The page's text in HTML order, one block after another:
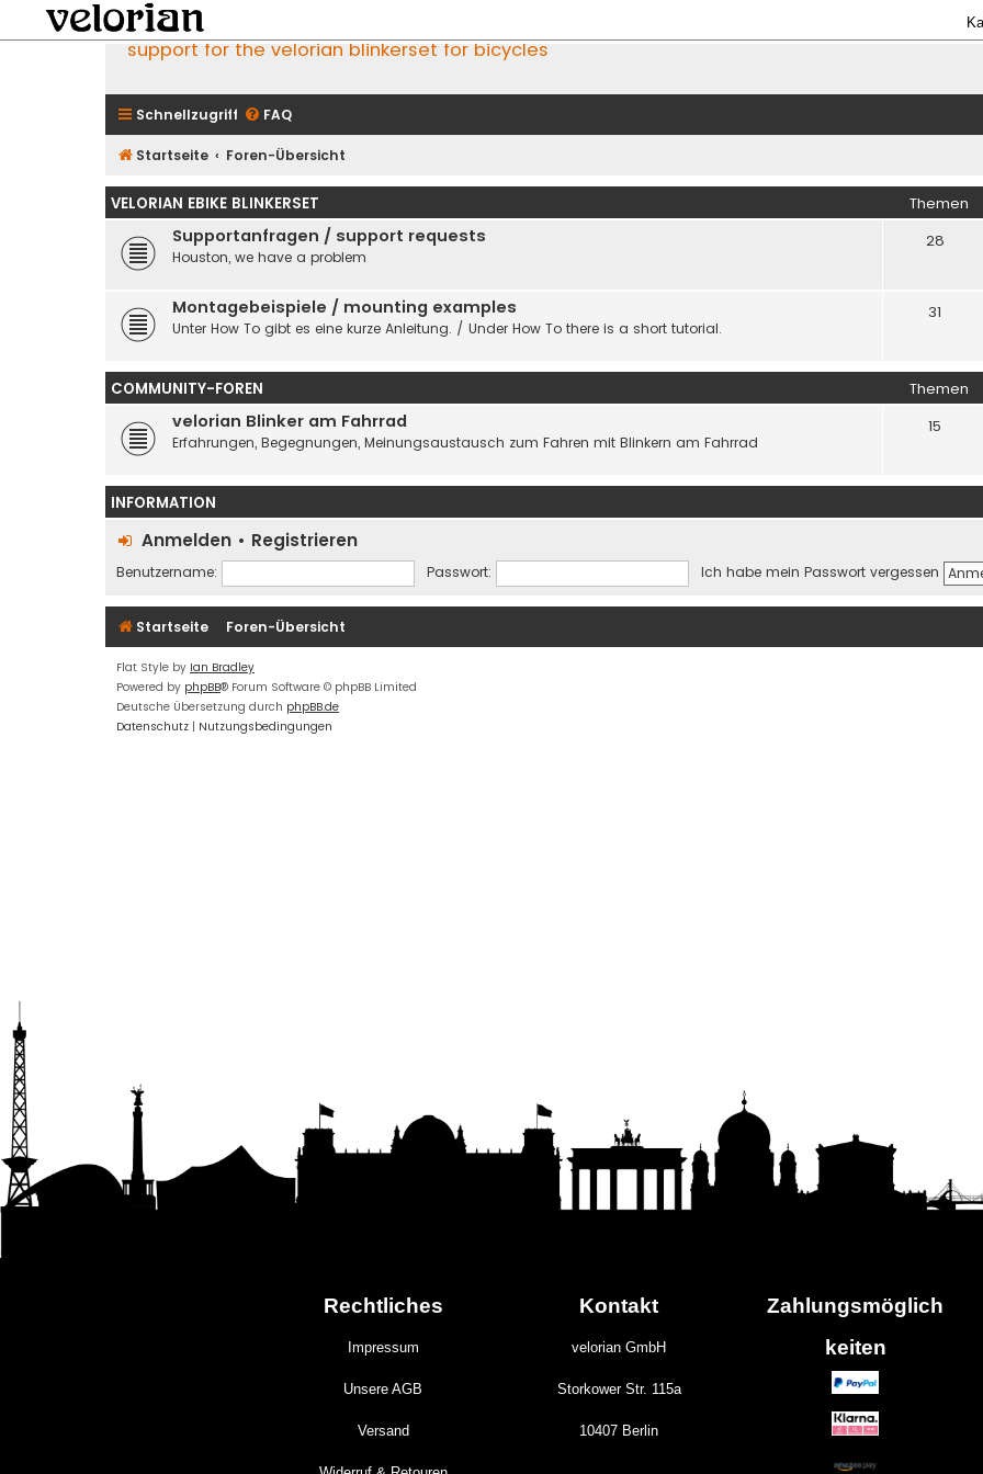
support for the velorian blinkerset for bicycles
Schnellzugriff FAQ
Startseite Foren-Übersicht
VELORIAN EBIKE BLINKERSET Themen
Supportanfragen / support requests
Houston, we have a problem
28
Montagebeispiele / mounting examples
Unter How To gibt es eine kurze Anleitung. / Under How To there is a short tutorial.
31
COMMUNITY-FOREN Themen
velorian Blinker am Fahrrad
Erfahrungen, Begegnungen, Meinungsaustausch zum Fahren mit Blinkern am Fahrrad
15
INFORMATION
Anmelden • Registrieren
Benutzername: Passwort: Ich habe mein Passwort vergessen
Startseite Foren-Übersicht
Flat Style by Ian Bradley
Powered by phpBB® Forum Software © phpBB Limited
Deutsche Übersetzung durch phpBB.de
Datenschutz | Nutzungsbedingungen
Rechtliches
Impressum
Unsere AGB
Versand
Kontakt
velorian GmbH
Storkower Str. 115a
10407 Berlin
Zahlungsmöglich
keiten